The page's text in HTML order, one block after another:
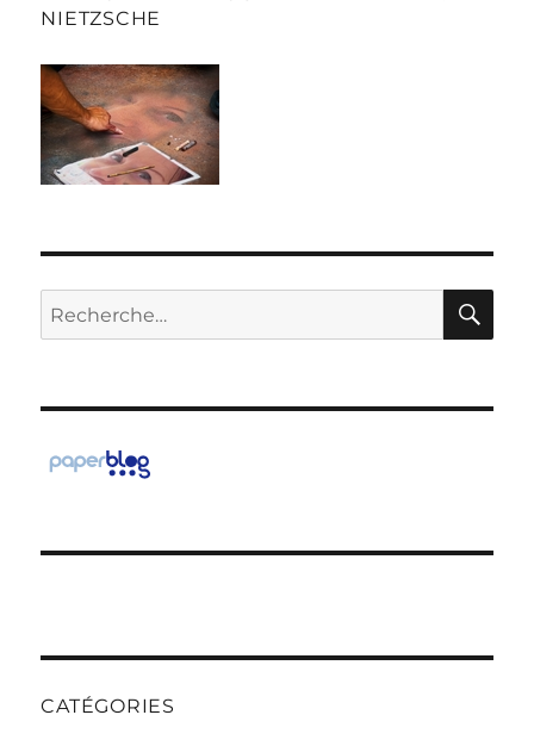
NIETZSCHE
Recherche
pour :
CATÉGORIES